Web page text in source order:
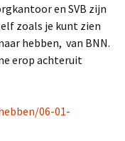
en SVB zijn
zoals je kunt zien
hebben, van BNN.
erop achteruit
06-01-